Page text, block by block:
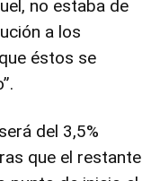
no estaba de
a los
éstos se
del 3,5%
que el restante